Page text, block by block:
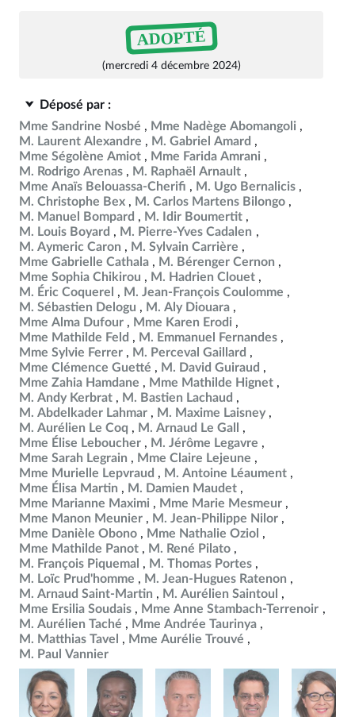
ADOPTÉ
(mercredi 4 décembre 2024)
Déposé par :
Mme Sandrine Nosbé
Mme Nadège Abomangoli
M. Laurent Alexandre
M. Gabriel Amard
Mme Ségolène Amiot
Mme Farida Amrani
M. Rodrigo Arenas
M. Raphaël Arnault
Mme Anaïs Belouassa-Cherifi
M. Ugo Bernalicis
M. Christophe Bex
M. Carlos Martens Bilongo
M. Manuel Bompard
M. Idir Boumertit
M. Louis Boyard
M. Pierre-Yves Cadalen
M. Aymeric Caron
M. Sylvain Carrière
Mme Gabrielle Cathala
M. Bérenger Cernon
Mme Sophia Chikirou
M. Hadrien Clouet
M. Éric Coquerel
M. Jean-François Coulomme
M. Sébastien Delogu
M. Aly Diouara
Mme Alma Dufour
Mme Karen Erodi
Mme Mathilde Feld
M. Emmanuel Fernandes
Mme Sylvie Ferrer
M. Perceval Gaillard
Mme Clémence Guetté
M. David Guiraud
Mme Zahia Hamdane
Mme Mathilde Hignet
M. Andy Kerbrat
M. Bastien Lachaud
M. Abdelkader Lahmar
M. Maxime Laisney
M. Aurélien Le Coq
M. Arnaud Le Gall
Mme Élise Leboucher
M. Jérôme Legavre
Mme Sarah Legrain
Mme Claire Lejeune
Mme Murielle Lepvraud
M. Antoine Léaument
Mme Élisa Martin
M. Damien Maudet
Mme Marianne Maximi
Mme Marie Mesmeur
Mme Manon Meunier
M. Jean-Philippe Nilor
Mme Danièle Obono
Mme Nathalie Oziol
Mme Mathilde Panot
M. René Pilato
M. François Piquemal
M. Thomas Portes
M. Loïc Prud'homme
M. Jean-Hugues Ratenon
M. Arnaud Saint-Martin
M. Aurélien Saintoul
Mme Ersilia Soudais
Mme Anne Stambach-Terrenoir
M. Aurélien Taché
Mme Andrée Taurinya
M. Matthias Tavel
Mme Aurélie Trouvé
M. Paul Vannier